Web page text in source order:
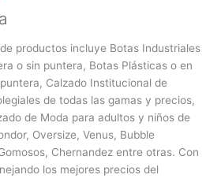
productos incluye Botas Industriales
o sin puntera, Botas Plásticas o en
Calzado Institucional de
de todas las gamas y precios,
de Moda para adultos y niños de
Oversize, Venus, Bubble
Chernandez entre otras. Con
los mejores precios del